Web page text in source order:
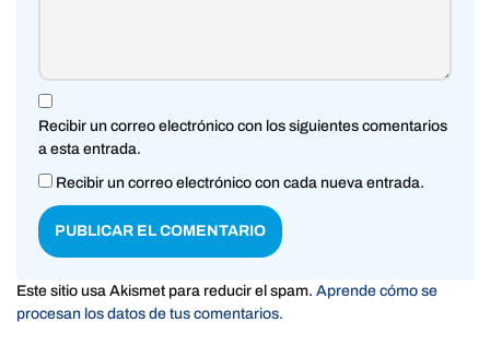
Recibir un correo electrónico con los siguientes comentarios
a esta entrada.
Recibir un correo electrónico con cada nueva entrada.
Este sitio usa Akismet para reducir el spam. Aprende cómo se
procesan los datos de tus comentarios.